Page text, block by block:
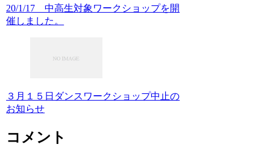
20/1/17 中高生対象ワークショップを開
催しました。
３月１５日ダンスワークショップ中止の
お知らせ
コメント